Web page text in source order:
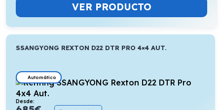
VER PRODUCTO
SSANGYONG REXTON D22 DTR PRO 4×4 AUT.
Automático
Desde: